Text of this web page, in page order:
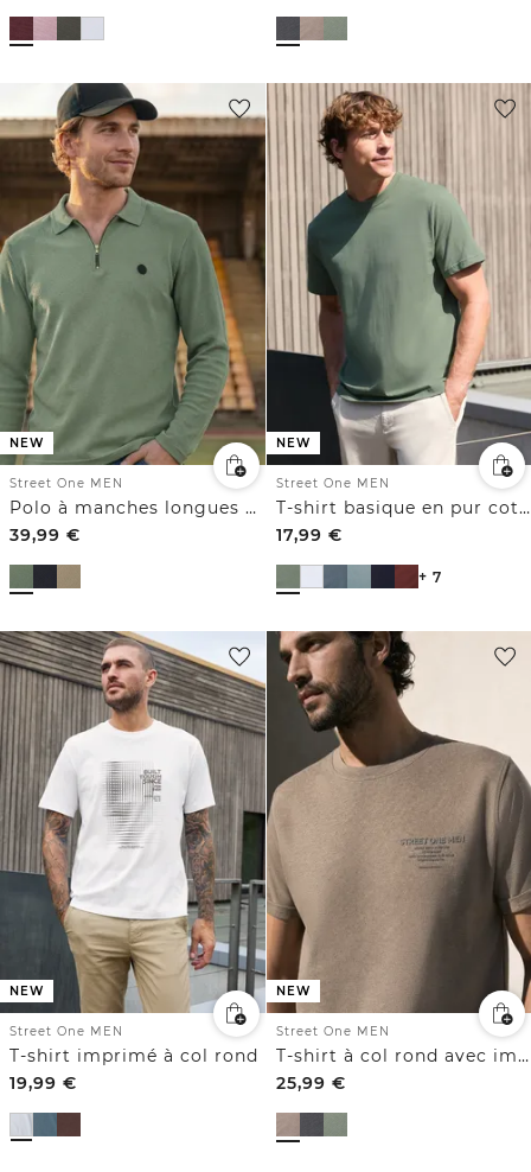
NEW
Street One MEN
Polo à manches longues avec fermeture éclair
39,99 €
NEW
Street One MEN
T-shirt basique en pur coton
17,99 €
+ 7
NEW
Street One MEN
T-shirt imprimé à col rond
19,99 €
NEW
Street One MEN
T-shirt à col rond avec imprimé sur la poitrine
25,99 €